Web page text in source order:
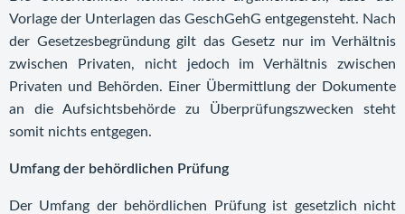
Vorlage der Unterlagen das GeschGehG entgegensteht. Nach
der Gesetzesbegründung gilt das Gesetz nur im Verhältnis
zwischen Privaten, nicht jedoch im Verhältnis zwischen
Privaten und Behörden. Einer Übermittlung der Dokumente
an die Aufsichtsbehörde zu Überprüfungszwecken steht
somit nichts entgegen.
Umfang der behördlichen Prüfung
Der Umfang der behördlichen Prüfung ist gesetzlich nicht